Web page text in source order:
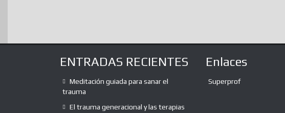
ENTRADAS RECIENTES
Meditación guiada para sanar el
trauma
El trauma generacional y las terapias
Enlaces
Superprof